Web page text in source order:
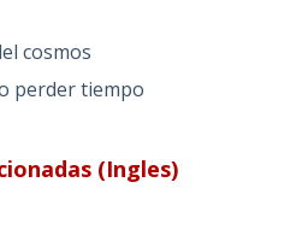
cosmos
perder tiempo
(Ingles)